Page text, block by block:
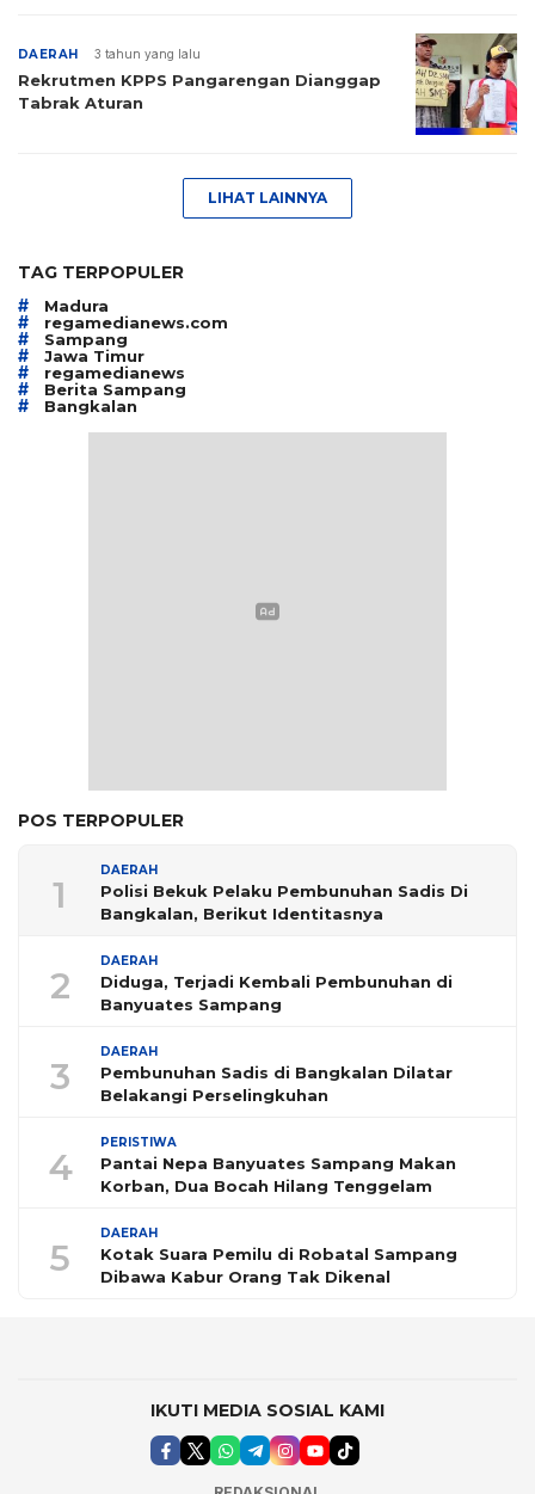
DAERAH 3 tahun yang lalu
Rekrutmen KPPS Pangarengan Dianggap
Tabrak Aturan
LIHAT LAINNYA
TAG TERPOPULER
# Madura
# regamedianews.com
# Sampang
# Jawa Timur
# regamedianews
# Berita Sampang
# Bangkalan
POS TERPOPULER
1
DAERAH
Polisi Bekuk Pelaku Pembunuhan Sadis Di
Bangkalan, Berikut Identitasnya
2
DAERAH
Diduga, Terjadi Kembali Pembunuhan di
Banyuates Sampang
3
DAERAH
Pembunuhan Sadis di Bangkalan Dilatar
Belakangi Perselingkuhan
4
PERISTIWA
Pantai Nepa Banyuates Sampang Makan
Korban, Dua Bocah Hilang Tenggelam
5
DAERAH
Kotak Suara Pemilu di Robatal Sampang
Dibawa Kabur Orang Tak Dikenal
IKUTI MEDIA SOSIAL KAMI